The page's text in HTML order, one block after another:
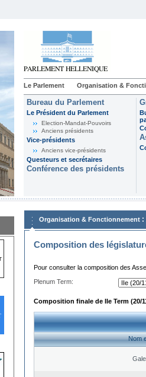
Le Parlement Organisation &
Bureau du Parlement
Le Président du Parlement
Election-Mandat-Pouvoirs
Anciens présidents
Vice-présidents
Anciens vice-présidents
Questeurs et secrétaires
Conférence des présidents
Organisation & Fonctionnement :
Composition des
Pour consulter la composition des
Plenum Term:
Composition finale de IIe Term (20/
Nom